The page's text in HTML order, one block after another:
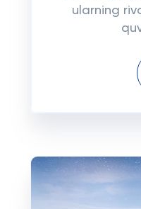
ularning